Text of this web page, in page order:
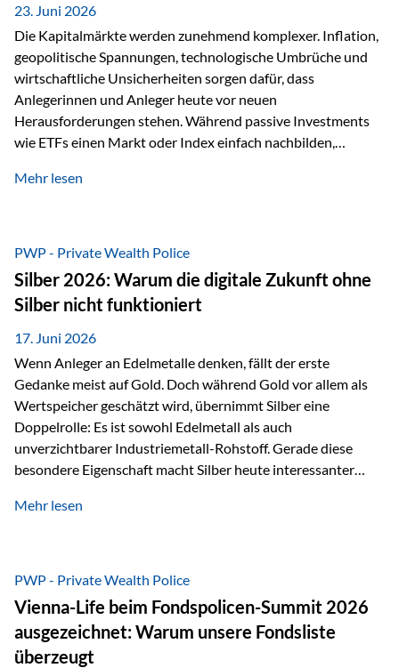
Der massive Aufwand hinter einem winzigen…
23. Juni 2026
Die Kapitalmärkte werden zunehmend komplexer. Inflation,
geopolitische Spannungen, technologische Umbrüche und
wirtschaftliche Unsicherheiten sorgen dafür, dass
Anlegerinnen und Anleger heute vor neuen
Herausforderungen stehen. Während passive Investments
wie ETFs einen Markt oder Index einfach nachbilden,
setzen auf die Expertise erfahrener Fondsmanager, die
Veränderungen geprägt ist, kann diese aktive
Herangehensweise einen entscheidenden Mehrwert bieten.
Was zeichnet aktive Fonds aus? Aktive Fonds verfolgen das
Ziel, nicht nur einen Markt abzubilden, sondern gezielt
Anlageentscheidungen zu treffen. Fondsmanager
analysieren Unternehmen,…
Mehr lesen
PWP - Private Wealth Police
Silber 2026: Warum die digitale Zukunft ohne
Silber nicht funktioniert
17. Juni 2026
Wenn Anleger an Edelmetalle denken, fällt der erste
Gedanke meist auf Gold. Doch während Gold vor allem als
Wertspeicher geschätzt wird, übernimmt Silber eine
Doppelrolle: Es ist sowohl Edelmetall als auch
unverzichtbarer Industriemetall-Rohstoff. Gerade diese
besondere Eigenschaft macht Silber heute interessanter
elektrischer – und genau dort spielt Silber eine
Leitfähigkeit aller Metalle. Diese Eigenschaft macht es für
zahlreiche Zukunftstechnologien praktisch unverzichtbar.
Silber findet sich unter anderem in: Solarmodulen
Elektrofahrzeugen Halbleitern Smartphones und Tablets…
Mehr lesen
PWP - Private Wealth Police
Vienna-Life beim Fondspolicen-Summit 2026
ausgezeichnet: Warum unsere Fondsliste
überzeugt